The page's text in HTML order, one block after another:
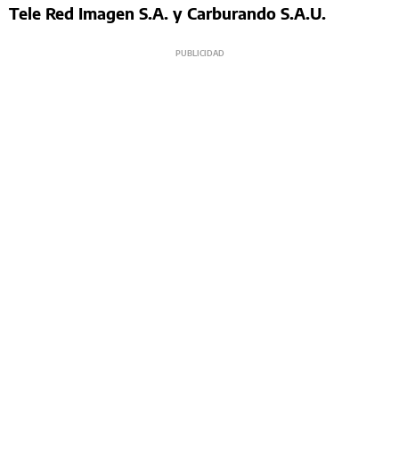
Tele Red Imagen S.A. y Carburando S.A.U.